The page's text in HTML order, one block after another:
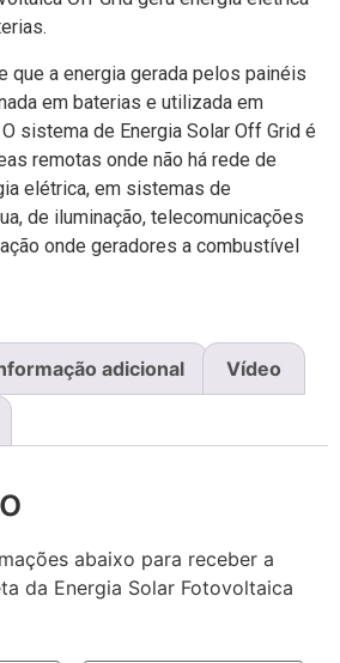
que a energia gerada pelos painéis
em baterias e utilizada em
sistema de Energia Solar Off Grid é
remotas onde não há rede de
elétrica, em sistemas de
de iluminação, telecomunicações
onde geradores a combustível
adicional Vídeo
abaixo para receber a
da Energia Solar Fotovoltaica